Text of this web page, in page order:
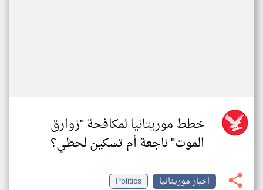
خطط موريتانيا لمكافحة "زوارق
الموت" ناجعة أم تسكين لحظي؟
اخبار موريتانيا
Politics